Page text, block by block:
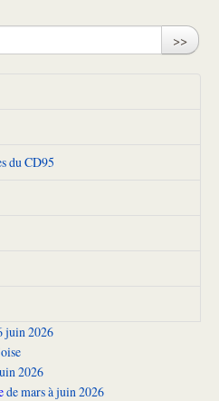
>>
du CD95
juin 2026
2026
de mars à juin 2026